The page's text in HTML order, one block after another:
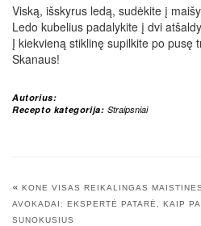
Viską, išskyrus ledą, sudėkite į
Ledo kubelius padalykite į dvi
Į kiekvieną stiklinę supilkite po pusę
Skanaus!
Autorius:
Recepto kategorija: Straipsniai
« KONE VISAS REIKALINGAS
AVOKADAI: EKSPERTĖ PATARĖ, KAIP
SUNOKUSIUS